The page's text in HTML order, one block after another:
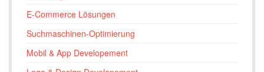
E-Commerce Lösungen
Suchmaschinen-Optimierung
Mobil & App Developement